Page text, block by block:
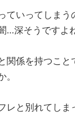
ていってしまう
…深そうですよ
関係を持つこと
。
レと別れてしま